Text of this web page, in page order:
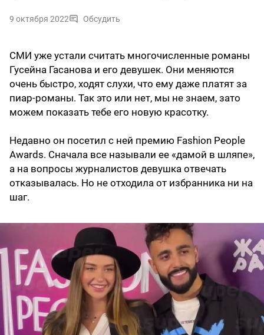
9 октября 2022 Обсудить
СМИ уже устали считать многочисленные романы
Гусейна Гасанова и его девушек. Они меняются
очень быстро, ходят слухи, что ему даже платят за
пиар-романы. Так это или нет, мы не знаем, зато
можем показать тебе его новую красотку.
Недавно он посетил с ней премию Fashion People
Awards. Сначала все называли ее «дамой в шляпе»,
а на вопросы журналистов девушка отвечать
отказывалась. Но не отходила от избранника ни на
шаг.